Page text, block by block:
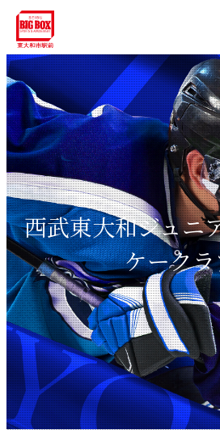
西武東大和ジュニ
ケーク